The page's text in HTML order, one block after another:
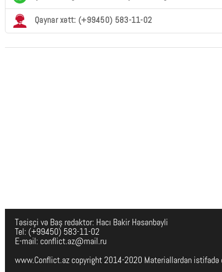
Qaynar xətt: (+99450) 583-11-02
Təsisçi və Baş redaktor: Hacı Bakir Həsənbəyli
Tel: (+99450) 583-11-02
E-mail: conflict.az@mail.ru
www.Conflict.az copyright 2014-2020 Materiallardan istifadə